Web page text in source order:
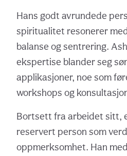
Hans godt avrundede
spiritualitet resonerer
balanse og sentrering.
ekspertise blander seg
applikasjoner, noe som
workshops og
Bortsett fra arbeidet sitt,
reservert person som
oppmerksomhet. Han